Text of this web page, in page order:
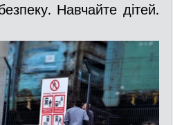
Навчайте дітей.